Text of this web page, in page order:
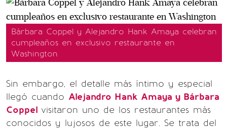
Bárbara Coppel y Alejandro Hank Amaya celebran
cumpleaños en exclusivo restaurante en
Washington
Sin embargo, el detalle más íntimo y especial
llegó cuando Alejandro Hank Amaya y Bárbara
Coppel visitaron uno de los restaurantes más
conocidos y lujosos de este lugar. Se trata del